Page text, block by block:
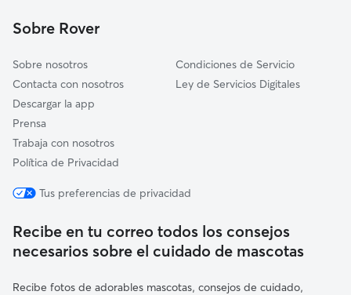
Panticosa
Sobre Rover
Sobre nosotros
Contacta con nosotros
Descargar la app
Prensa
Trabaja con nosotros
Política de Privacidad
Condiciones de Servicio
Ley de Servicios Digitales
Tus preferencias de privacidad
Recibe en tu correo todos los consejos
necesarios sobre el cuidado de mascotas
Recibe fotos de adorables mascotas, consejos de cuidado,